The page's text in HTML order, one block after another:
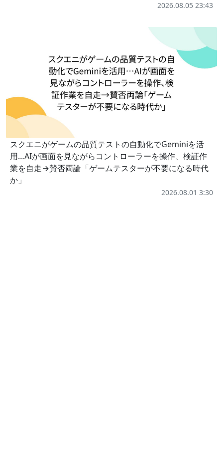
2026.08.05 23:43
スクエニがゲームの品質テストの自動化でGeminiを活
用…AIが画面を見ながらコントローラーを操作、検証作
業を自走→賛否両論「ゲームテスターが不要になる時代
か」
2026.08.01 3:30